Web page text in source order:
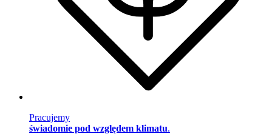
Pracujemy
świadomie pod względem klimatu.